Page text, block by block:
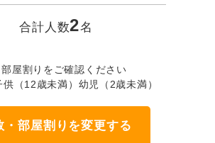
合計人数2名
屋割りをご確認ください
（12歳未満）幼児（2歳未満）
・部屋割りを変更する